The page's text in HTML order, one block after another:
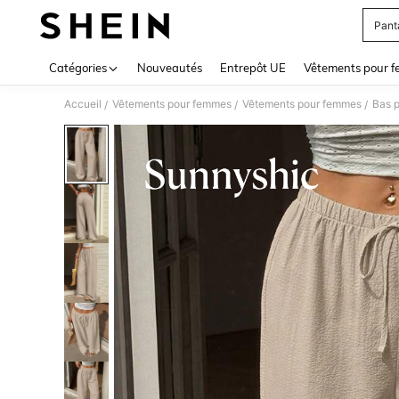
Catégories Nouveautés Entrepôt UE Vêtements pour
Accueil / Vêtements pour femmes / Vêtements pour femmes / Bas